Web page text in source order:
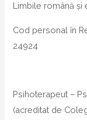
Limbile română și
Cod personal în
24924
Psihoterapeut –
(acreditat de